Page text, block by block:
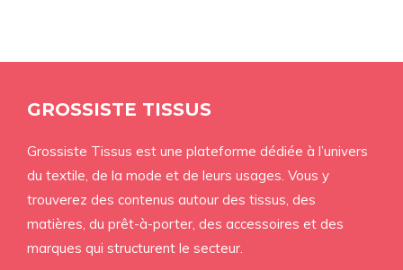
GROSSISTE TISSUS
Grossiste Tissus est une plateforme dédiée à l’univers
du textile, de la mode et de leurs usages. Vous y
trouverez des contenus autour des tissus, des
matières, du prêt-à-porter, des accessoires et des
marques qui structurent le secteur.